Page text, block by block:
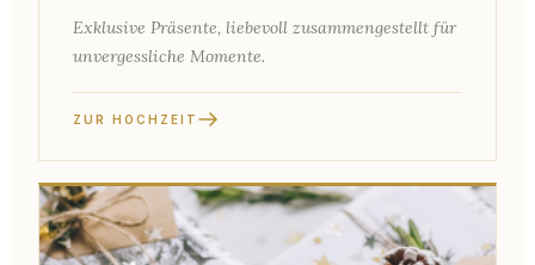
Exklusive Präsente, liebevoll zusammengestellt für
unvergessliche Momente.
ZUR HOCHZEIT